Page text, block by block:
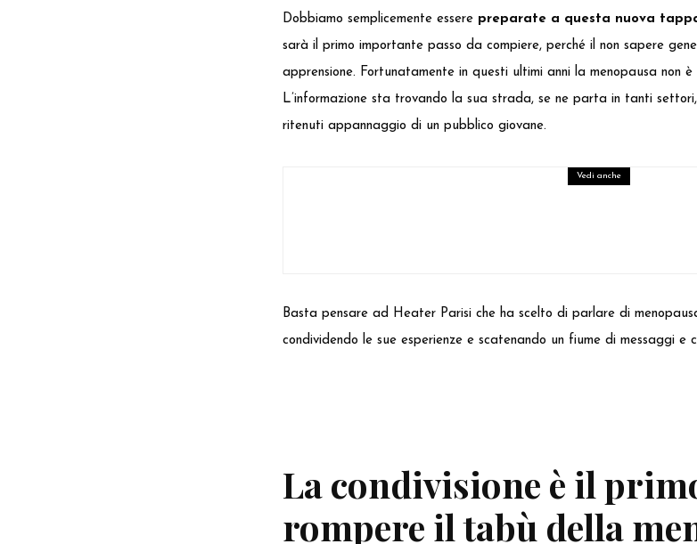
Dobbiamo semplicemente essere preparate a questa nuova
sarà il primo importante passo da compiere, perché il non sapere
apprensione. Fortunatamente in questi ultimi anni la menopausa non
L’informazione sta trovando la sua strada, se ne parta in tanti settori,
ritenuti appannaggio di un pubblico giovane.
Vedi anche
Basta pensare ad Heater Parisi che ha scelto di parlare di
condividendo le sue esperienze e scatenando un fiume di messaggi e
La condivisione è il
rompere il tabù della